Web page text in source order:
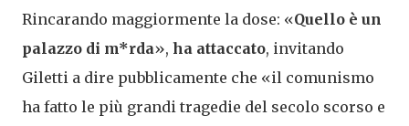
Rincarando maggiormente la dose: «Quello è un
palazzo di m*rda», ha attaccato, invitando
Giletti a dire pubblicamente che «il comunismo
ha fatto le più grandi tragedie del secolo scorso e